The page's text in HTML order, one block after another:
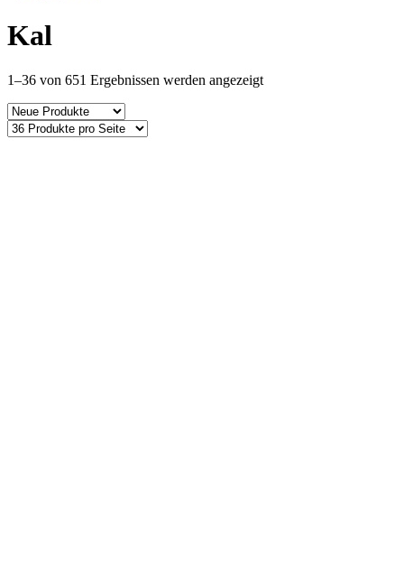
Kal
1–36 von 651 Ergebnissen werden angezeigtNach